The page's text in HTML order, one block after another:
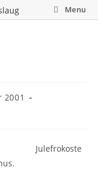
Menu
2001
Julefrokoste